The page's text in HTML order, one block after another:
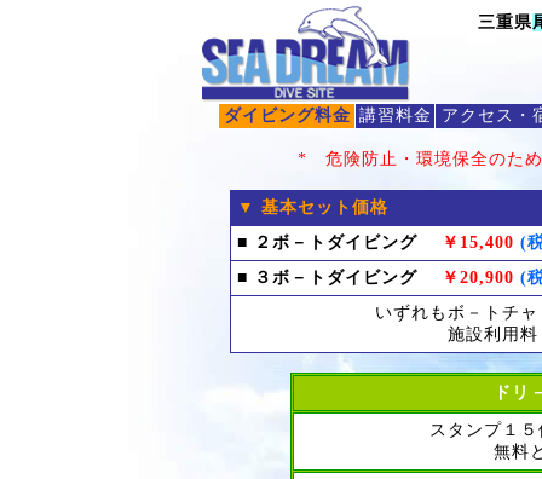
三重県
ダイビング料金 講習料金 アクセス・
* 危険防止・環境保全のた
▼ 基本セット価格
■ ２ボ－トダイビング
￥15,400 (
■ ３ボ－トダイビング
￥20,900 (
いずれもボ－トチ
施設利用
ドリ
スタンプ１
無料